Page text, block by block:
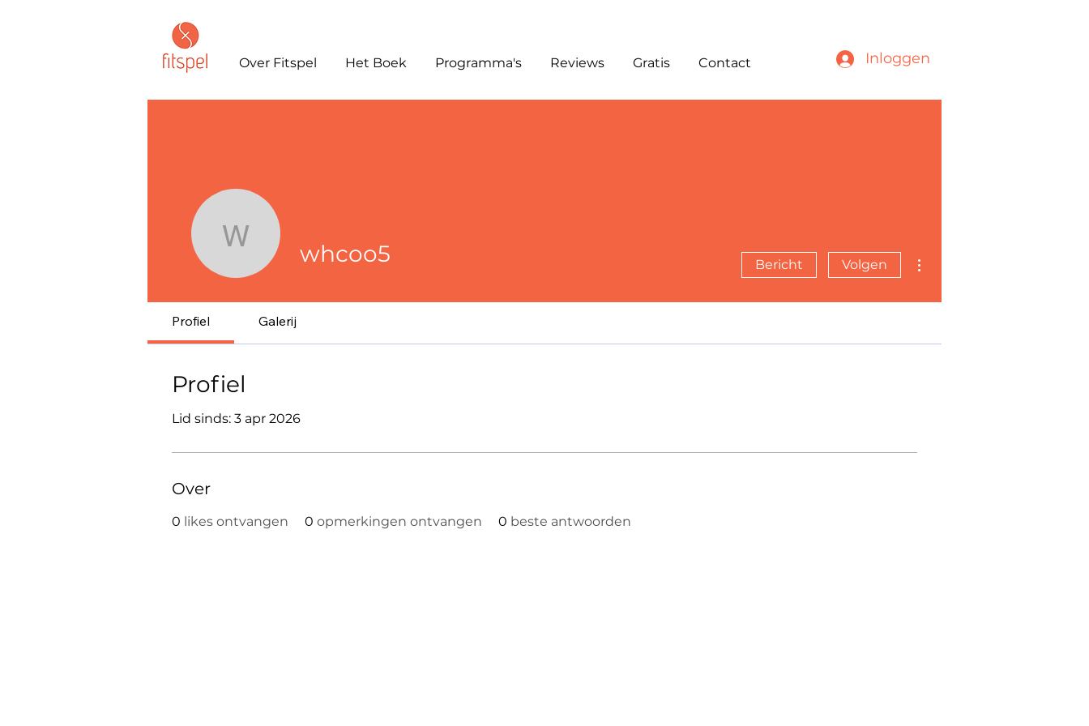
Over Fitspel Het Boek Programma's Reviews Gratis Contact Inloggen
whcoo5whcoo5 Bericht Volgen
Profiel Galerij
Profiel
Lid sinds: 3 apr 2026
Over
0 likes ontvangen 0 opmerkingen ontvangen 0 beste antwoorden